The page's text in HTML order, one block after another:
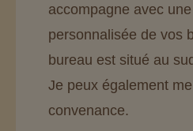
accompagne avec
personnalisée de vos
bureau est situé au
Je peux également
convenance.